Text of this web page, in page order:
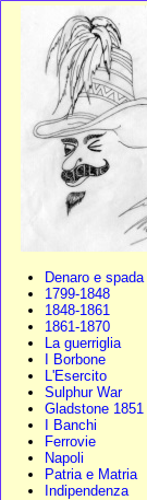
Denaro e spada
1799-1848
1848-1861
1861-1870
La guerriglia
I Borbone
L'Esercito
Sulphur War
Gladstone 1851
I Banchi
Ferrovie
Napoli
Patria e Matria
Indipendenza